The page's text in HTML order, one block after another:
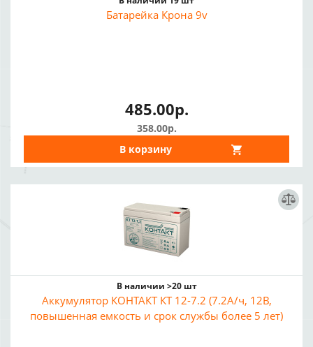
Батарейка Крона 9v
485.00р.
358.00р.
В корзину
В наличии >20 шт
Аккумулятор КОНТАКТ КТ 12-7.2 (7.2А/ч, 12В,
повышенная емкость и срок службы более 5 лет)